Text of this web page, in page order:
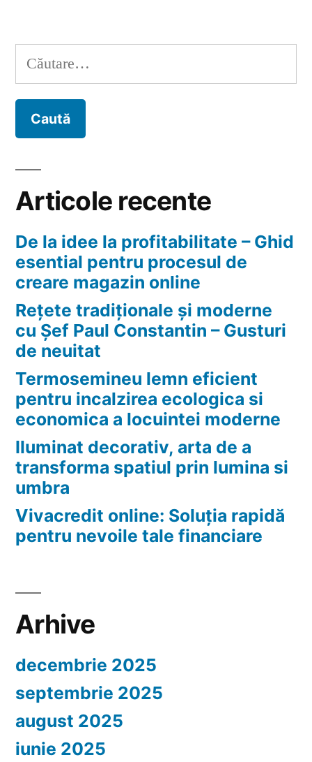
detector
fum
Caută
după:
Articole recente
De la idee la profitabilitate – Ghid
esential pentru procesul de
creare magazin online
Rețete tradiționale și moderne
cu Șef Paul Constantin – Gusturi
de neuitat
Termosemineu lemn eficient
pentru incalzirea ecologica si
economica a locuintei moderne
Iluminat decorativ, arta de a
transforma spatiul prin lumina si
umbra
Vivacredit online: Soluția rapidă
pentru nevoile tale financiare
Arhive
decembrie 2025
septembrie 2025
august 2025
iunie 2025